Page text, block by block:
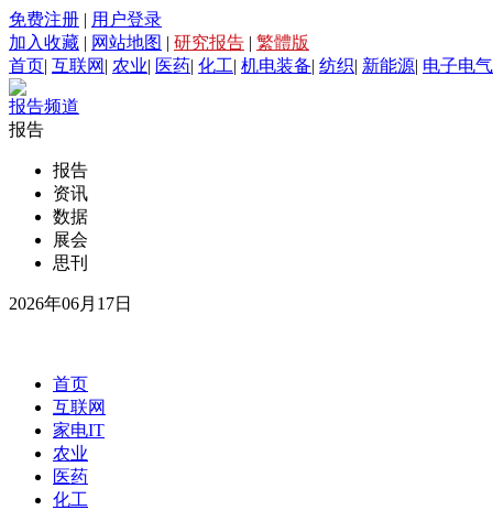
免费注册 | 用户登录
加入收藏 | 网站地图 | 研究报告 | 繁體版
首页| 互联网 | 农业| 医药| 化工| 机电装备| 纺织| 新能源| 电子电气
报告频道
报告
报告
资讯
数据
展会
思刊
2026年06月17日
首页
互联网
家电IT
农业
医药
化工